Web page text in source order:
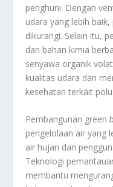
penghuni. Dengan
udara yang lebih
dikurangi. Selain itu,
dari bahan kimia
senyawa organik
kualitas udara dan
kesehatan terkait
Pembangunan green
pengelolaan air yang
air hujan dan
Teknologi
membantu